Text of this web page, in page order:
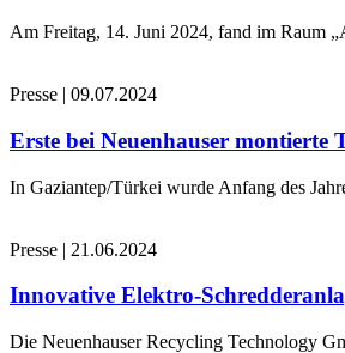
Am Freitag, 14. Juni 2024, fand im Raum
Presse | 09.07.2024
Erste bei Neuenhauser
In Gaziantep/Türkei wurde Anfang des
Presse | 21.06.2024
Innovative Elektro-
Die Neuenhauser Recycling Technology